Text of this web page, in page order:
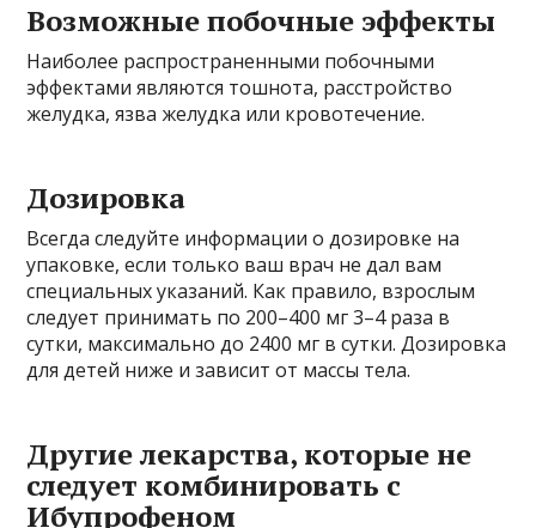
Возможные побочные эффекты
Наиболее распространенными побочными
эффектами являются тошнота, расстройство
желудка, язва желудка или кровотечение.
Дозировка
Всегда следуйте информации о дозировке на
упаковке, если только ваш врач не дал вам
специальных указаний. Как правило, взрослым
следует принимать по 200–400 мг 3–4 раза в
сутки, максимально до 2400 мг в сутки. Дозировка
для детей ниже и зависит от массы тела.
Другие лекарства, которые не
следует комбинировать с
Ибупрофеном